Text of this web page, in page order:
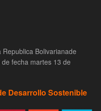
Bolivarianade
fecha martes 13 de
Desarrollo Sostenible